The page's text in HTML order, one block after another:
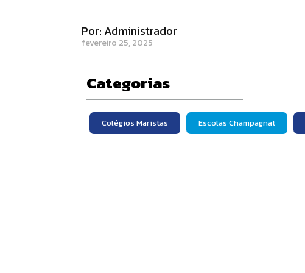
Por: Administrador
fevereiro 25, 2025
Categorias
Colégios Maristas Escolas Champagnat